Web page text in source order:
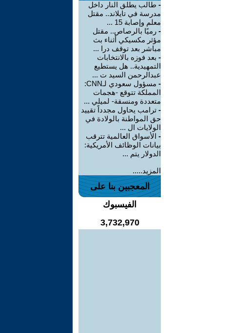
- طالب يطلق النار داخل
مدرسة في تايلاند.. مقتل
معلم وإصابة 15 ...
- رميًا بالرصاص.. مقتل
مؤثر مكسيكي أثناء بث
مباشر بعد توقف درا ...
- بعد فوزه بالانتخابات
التمهيدية.. هل يستطيع
عبدالرحمن السيد ت ...
-
مسؤول سعودي لـCNN:
المملكة تتوقع -هجمات
متعددة ومنسقة- لميلي ...
- ترامب يحاول مجدداً تقييد
حق المواطنة بالولادة في
الولايات ال ...
- الأسواق العالمية تترقب
بيانات الوظائف الأمريكية:
الدولار يتم ...
المزيد.....
المعجبين بنا على
الفيسبوك
3,732,970